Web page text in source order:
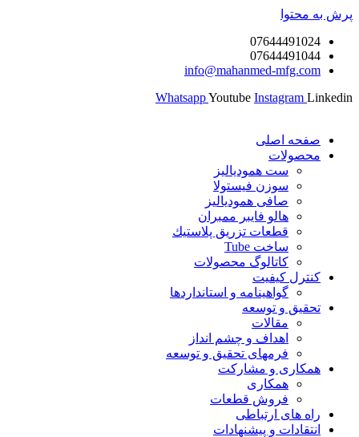
پرش به محتوا
07644491024
07644491044
info@mahanmed-mfg.com
WhatsappYoutube Instagram Linkedin
صفحه اصلی
محصولات
ست همودیالیز
سوزن فیستولا
صافی همودیالیز
هالو فایبر ممبران
قطعات تزريق پلاستيك
ساخت Tube
کاتالوگ محصولات
کنترل کیفیت
گواهينامه و استانداردها
تحقيق و توسعه
مقالات
اهداف و چشم انداز
فرمهای تحقیق و توسعه
همکاری و مشارکت
همکاری
فروش قطعات
راه های ارتباطی
انتقادات و پيشنهادات